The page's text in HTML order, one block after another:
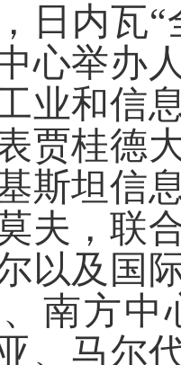
日内瓦
心举办
业和信
贾桂德
斯坦信
夫，联
以及国
南方中
、马尔